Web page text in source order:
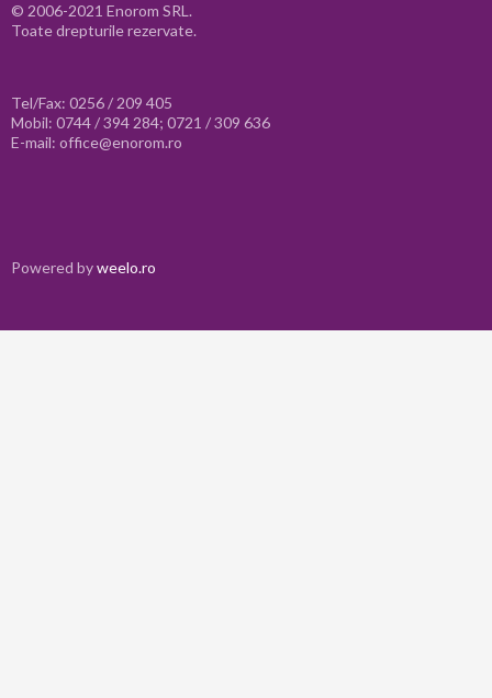
© 2006-2021 Enorom SRL.
Toate drepturile rezervate.
Tel/Fax: 0256 / 209 405
Mobil: 0744 / 394 284; 0721 / 309 636
E-mail: office@enorom.ro
Powered byweelo.ro